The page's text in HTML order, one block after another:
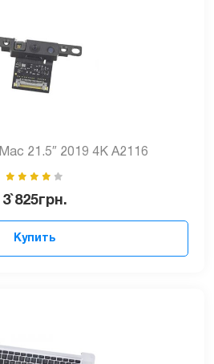
21.5″ 2019 4K A2116
3`825грн.
Купить